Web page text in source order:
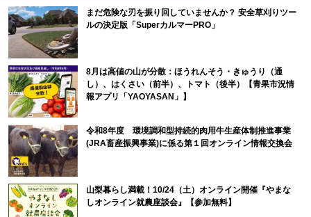
まだ危険な刃を振り回していませんか？ 安全草刈りツー
ルの決定版「SuperカルマーPRO」
8月は高値の山が分散：ほうれんそう・きゅうり（通
し）、はくさい（前半）、トマト（後半）【青果市況情
報アプリ「YAOYASAN」】
令和8年度 環境調和型持続的肉用牛生産体制推進事業
(JRA畜産振興事業)に係る第１回オンライン情報交換会
山梨暮らし満載！10/24（土）オンライン開催『やまな
しオンライン就農座談会』【参加無料】